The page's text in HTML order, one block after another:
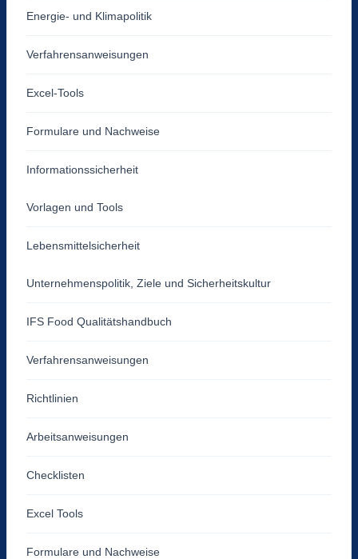
Energie- und Klimapolitik
Verfahrensanweisungen
Excel-Tools
Formulare und Nachweise
Informationssicherheit
Vorlagen und Tools
Lebensmittelsicherheit
Unternehmenspolitik, Ziele und Sicherheitskultur
IFS Food Qualitätshandbuch
Verfahrensanweisungen
Richtlinien
Arbeitsanweisungen
Checklisten
Excel Tools
Formulare und Nachweise